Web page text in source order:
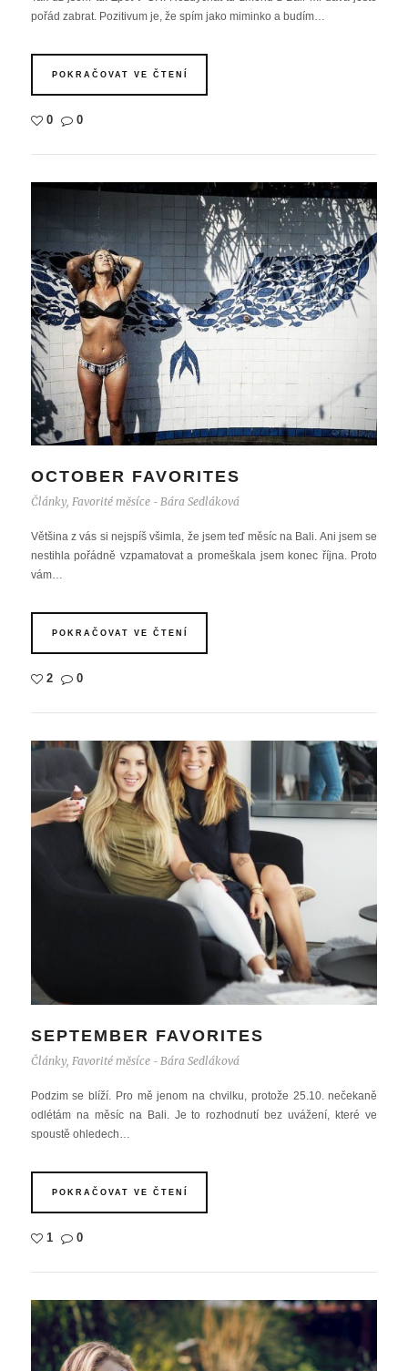
pořád zabrat. Pozitivum je, že spím jako miminko a budím…
POKRAČOVAT VE ČTENÍ
0 0
OCTOBER FAVORITES
Články, Favorité měsíce - Bára Sedláková
Většina z vás si nejspíš všimla, že jsem teď měsíc na Bali. Ani jsem se
nestihla pořádně vzpamatovat a promeškala jsem konec října. Proto
vám…
POKRAČOVAT VE ČTENÍ
2 0
SEPTEMBER FAVORITES
Články, Favorité měsíce - Bára Sedláková
Podzim se blíží. Pro mě jenom na chvilku, protože 25.10. nečekaně
odlétám na měsíc na Bali. Je to rozhodnutí bez uvážení, které ve
spoustě ohledech…
POKRAČOVAT VE ČTENÍ
1 0